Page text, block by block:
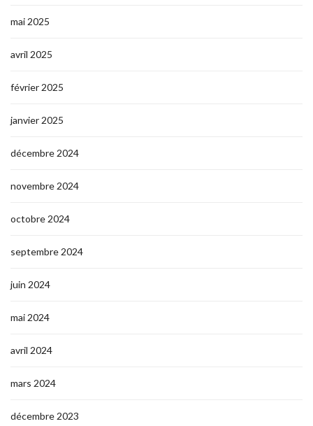
mai 2025
avril 2025
février 2025
janvier 2025
décembre 2024
novembre 2024
octobre 2024
septembre 2024
juin 2024
mai 2024
avril 2024
mars 2024
décembre 2023